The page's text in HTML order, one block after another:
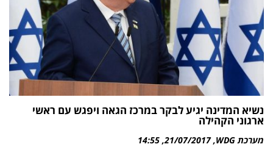
נשיא המדינה יגיע לבקר במרכז הגאה ויפגש עם ראשי
ארגוני הקהילה
מערכת WDG 21/07/2017
14:55